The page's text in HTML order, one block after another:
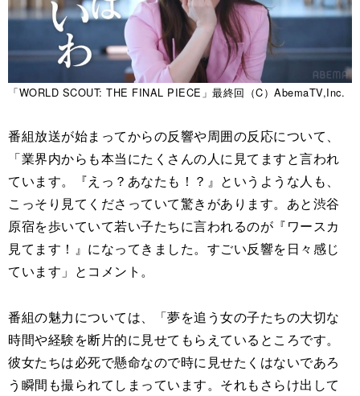
「WORLD SCOUT: THE FINAL PIECE」最終回（C）AbemaTV,Inc.
番組放送が始まってからの反響や周囲の反応について、
「業界内からも本当にたくさんの人に見てますと言われ
ています。『えっ？あなたも！？』というような人も、
こっそり見てくださっていて驚きがあります。あと渋谷
原宿を歩いていて若い子たちに言われるのが『ワースカ
見てます！』になってきました。すごい反響を日々感じ
ています」とコメント。
番組の魅力については、「夢を追う女の子たちの大切な
時間や経験を断片的に見せてもらえているところです。
彼女たちは必死で懸命なので時に見せたくはないであろ
う瞬間も撮られてしまっています。それもさらけ出して